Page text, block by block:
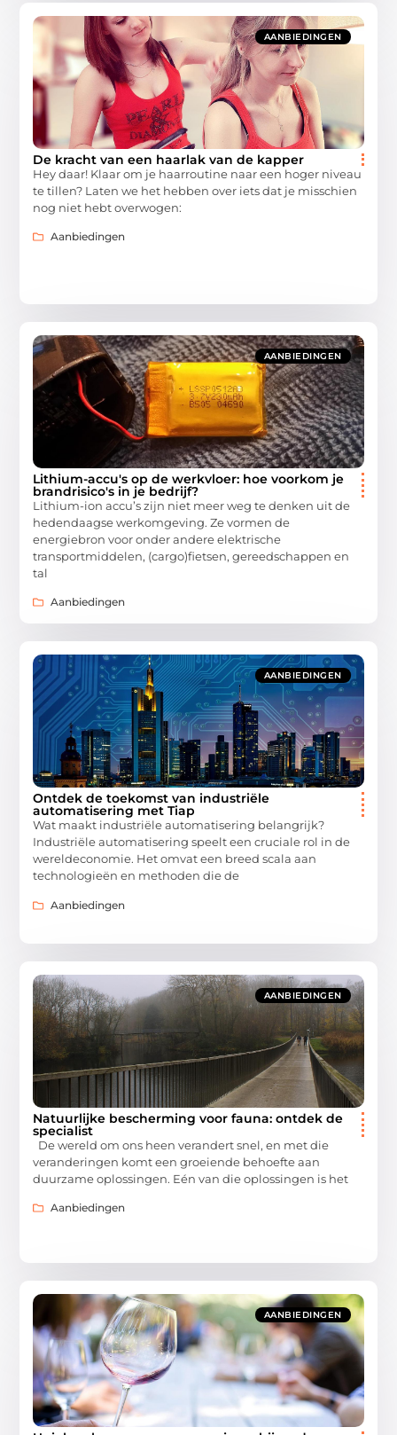
AANBIEDINGEN
De kracht van een haarlak van de kapper
Hey daar! Klaar om je haarroutine naar een hoger niveau
te tillen? Laten we het hebben over iets dat je misschien
nog niet hebt overwogen:
Aanbiedingen
AANBIEDINGEN
Lithium-accu's op de werkvloer: hoe voorkom je
brandrisico's in je bedrijf?
Lithium-ion accu’s zijn niet meer weg te denken uit de
hedendaagse werkomgeving. Ze vormen de
energiebron voor onder andere elektrische
transportmiddelen, (cargo)fietsen, gereedschappen en
tal
Aanbiedingen
AANBIEDINGEN
Ontdek de toekomst van industriële
automatisering met Tiap
Wat maakt industriële automatisering belangrijk?
Industriële automatisering speelt een cruciale rol in de
wereldeconomie. Het omvat een breed scala aan
technologieën en methoden die de
Aanbiedingen
AANBIEDINGEN
Natuurlijke bescherming voor fauna: ontdek de
specialist
De wereld om ons heen verandert snel, en met die
veranderingen komt een groeiende behoefte aan
duurzame oplossingen. Eén van die oplossingen is het
Aanbiedingen
AANBIEDINGEN